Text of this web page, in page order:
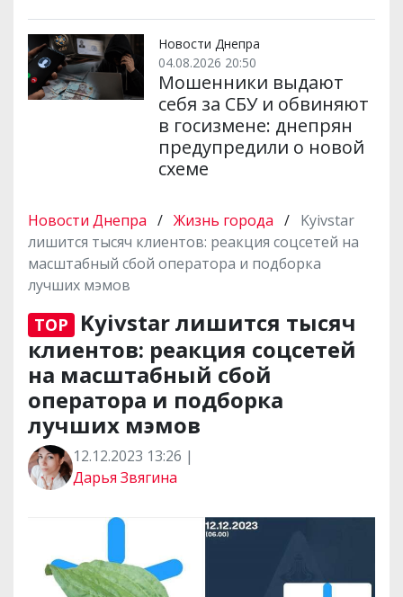
Новости Днепра
04.08.2026 20:50
Мошенники выдают
себя за СБУ и обвиняют
в госизмене: днепрян
предупредили о новой
схеме
Новости Днепра / Жизнь города / Kyivstar
лишится тысяч клиентов: реакция соцсетей на
масштабный сбой оператора и подборка
лучших мэмов
TOP
Kyivstar лишится тысяч
клиентов: реакция соцсетей
на масштабный сбой
оператора и подборка
лучших мэмов
12.12.2023 13:26 |
Дарья Звягина